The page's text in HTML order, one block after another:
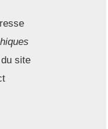
site